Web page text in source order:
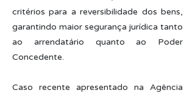
critérios para a reversibilidade dos bens,
garantindo maior segurança jurídica tanto
ao arrendatário quanto ao Poder
Concedente.
Caso recente apresentado na Agência